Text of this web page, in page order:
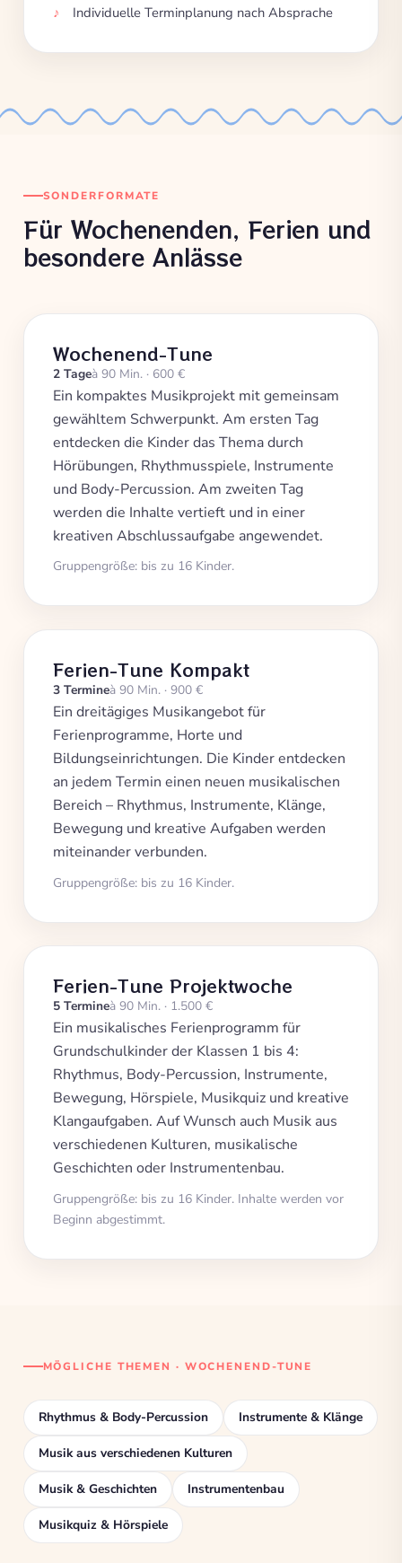
Individuelle Terminplanung nach Absprache
SONDERFORMATE
Für Wochenenden, Ferien und
besondere Anlässe
Wochenend-Tune
2 Tageà 90 Min. · 600 €
Ein kompaktes Musikprojekt mit gemeinsam
gewähltem Schwerpunkt. Am ersten Tag
entdecken die Kinder das Thema durch
Hörübungen, Rhythmusspiele, Instrumente
und Body-Percussion. Am zweiten Tag
werden die Inhalte vertieft und in einer
kreativen Abschlussaufgabe angewendet.
Gruppengröße: bis zu 16 Kinder.
Ferien-Tune Kompakt
3 Termineà 90 Min. · 900 €
Ein dreitägiges Musikangebot für
Ferienprogramme, Horte und
Bildungseinrichtungen. Die Kinder entdecken
an jedem Termin einen neuen musikalischen
Bereich – Rhythmus, Instrumente, Klänge,
Bewegung und kreative Aufgaben werden
miteinander verbunden.
Gruppengröße: bis zu 16 Kinder.
Ferien-Tune Projektwoche
5 Termineà 90 Min. · 1.500 €
Ein musikalisches Ferienprogramm für
Grundschulkinder der Klassen 1 bis 4:
Rhythmus, Body-Percussion, Instrumente,
Bewegung, Hörspiele, Musikquiz und kreative
Klangaufgaben. Auf Wunsch auch Musik aus
verschiedenen Kulturen, musikalische
Geschichten oder Instrumentenbau.
Gruppengröße: bis zu 16 Kinder. Inhalte werden vor
Beginn abgestimmt.
MÖGLICHE THEMEN · WOCHENEND-TUNE
Rhythmus & Body-Percussion Instrumente & Klänge
Musik aus verschiedenen Kulturen
Musik & Geschichten Instrumentenbau
Musikquiz & Hörspiele